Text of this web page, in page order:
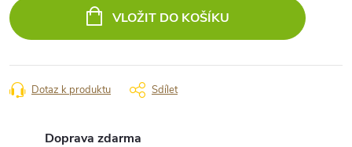
cena:
VLOŽIT DO KOŠÍKU
Dotaz k produktu Sdílet
Doprava zdarma